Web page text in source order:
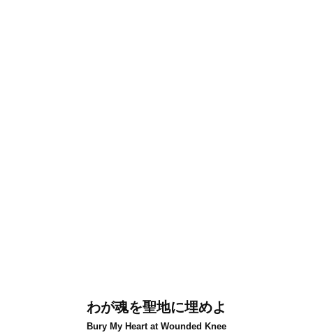
わが魂を聖地に埋めよ
Bury My Heart at Wounded Knee